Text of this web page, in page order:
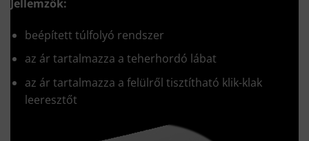
Jellemzők:
beépített túlfolyó rendszer
az ár tartalmazza a teherhordó lábat
az ár tartalmazza a felülről tisztítható klik-klak
leeresztőt